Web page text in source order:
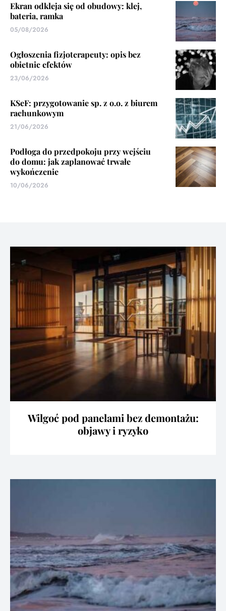
Ekran odkleja się od obudowy: klej,
bateria, ramka
05/08/2026
Ogłoszenia fizjoterapeuty: opis bez
obietnic efektów
23/06/2026
KSeF: przygotowanie sp. z o.o. z biurem
rachunkowym
21/06/2026
Podłoga do przedpokoju przy wejściu
do domu: jak zaplanować trwałe
wykończenie
10/06/2026
Wilgoć pod panelami bez demontażu:
objawy i ryzyko